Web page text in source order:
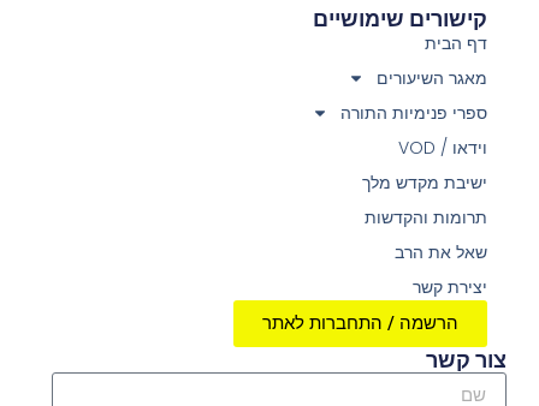
קישורים שימושיים
דף הבית
מאגר השיעורים
ספרי פנימיות התורה
וידאו / VOD
ישיבת מקדש מלך
תרומות והקדשות
שאל את הרב
יצירת קשר
הרשמה / התחברות לאתר
צור קשר